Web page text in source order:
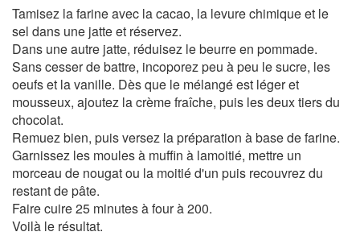
Tamisez la farine avec la cacao, la levure chimique et le
sel dans une jatte et réservez.
Dans une autre jatte, réduisez le beurre en pommade.
Sans cesser de battre, incoporez peu à peu le sucre, les
oeufs et la vanille. Dès que le mélangé est léger et
mousseux, ajoutez la crème fraîche, puis les deux tiers du
chocolat.
Remuez bien, puis versez la préparation à base de farine.
Garnissez les moules à muffin à lamoitié, mettre un
morceau de nougat ou la moitié d'un puis recouvrez du
restant de pâte.
Faire cuire 25 minutes à four à 200.
Voilà le résultat.